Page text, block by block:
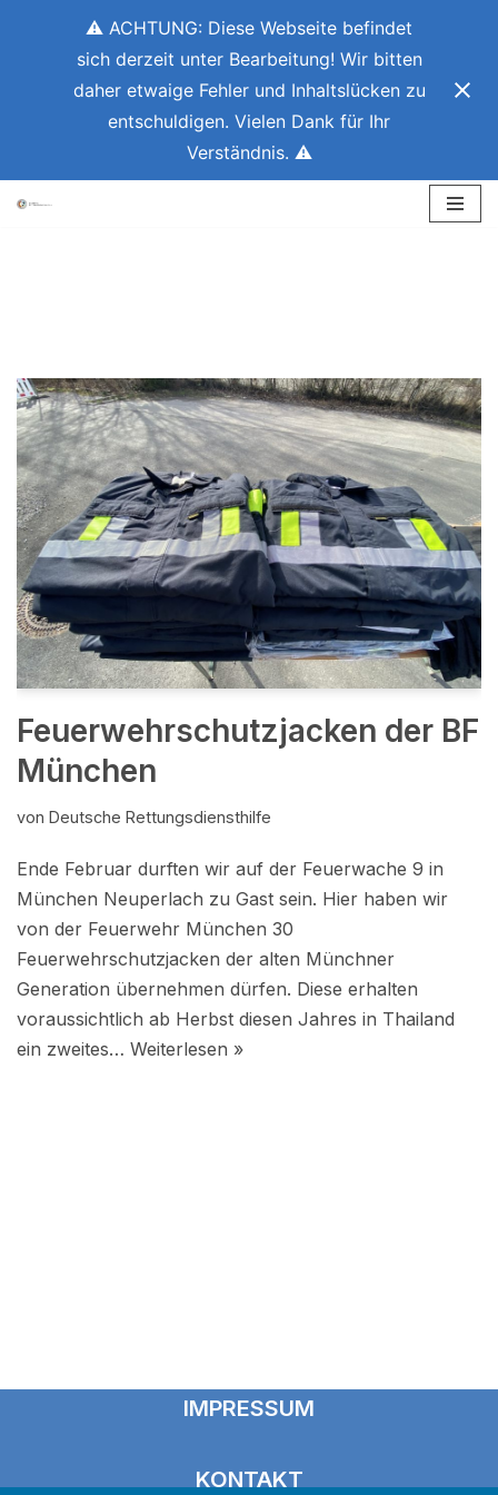
⚠ ACHTUNG: Diese Webseite befindet
sich derzeit unter Bearbeitung! Wir bitten
daher etwaige Fehler und Inhaltslücken zu
entschuldigen. Vielen Dank für Ihr
Verständnis. ⚠
Feuerwehrschutzjacken der BF
München
von Deutsche Rettungsdiensthilfe
Ende Februar durften wir auf der Feuerwache 9 in
München Neuperlach zu Gast sein. Hier haben wir
von der Feuerwehr München 30
Feuerwehrschutzjacken der alten Münchner
Generation übernehmen dürfen. Diese erhalten
voraussichtlich ab Herbst diesen Jahres in Thailand
ein zweites… Weiterlesen »
IMPRESSUM
KONTAKT